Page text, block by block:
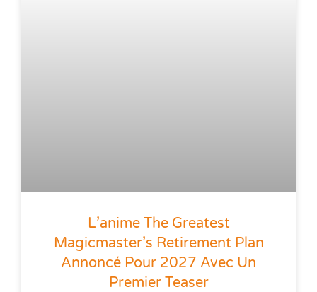
L’anime The Greatest
Magicmaster’s Retirement Plan
Annoncé Pour 2027 Avec Un
Premier Teaser